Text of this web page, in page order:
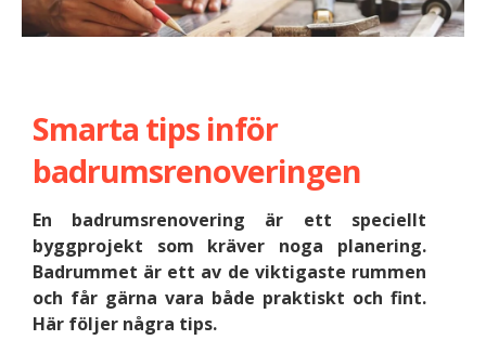
Smarta tips inför
badrumsrenoveringen
En badrumsrenovering är ett speciellt
byggprojekt som kräver noga planering.
Badrummet är ett av de viktigaste rummen
och får gärna vara både praktiskt och fint.
Här följer några tips.